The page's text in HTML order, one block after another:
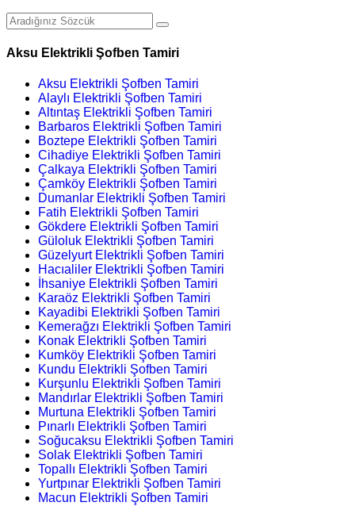
Aksu Elektrikli Şofben Tamiri
Aksu Elektrikli Şofben Tamiri
Alaylı Elektrikli Şofben Tamiri
Altıntaş Elektrikli Şofben Tamiri
Barbaros Elektrikli Şofben Tamiri
Boztepe Elektrikli Şofben Tamiri
Cihadiye Elektrikli Şofben Tamiri
Çalkaya Elektrikli Şofben Tamiri
Çamköy Elektrikli Şofben Tamiri
Dumanlar Elektrikli Şofben Tamiri
Fatih Elektrikli Şofben Tamiri
Gökdere Elektrikli Şofben Tamiri
Güloluk Elektrikli Şofben Tamiri
Güzelyurt Elektrikli Şofben Tamiri
Hacıaliler Elektrikli Şofben Tamiri
İhsaniye Elektrikli Şofben Tamiri
Karaöz Elektrikli Şofben Tamiri
Kayadibi Elektrikli Şofben Tamiri
Kemerağzı Elektrikli Şofben Tamiri
Konak Elektrikli Şofben Tamiri
Kumköy Elektrikli Şofben Tamiri
Kundu Elektrikli Şofben Tamiri
Kurşunlu Elektrikli Şofben Tamiri
Mandırlar Elektrikli Şofben Tamiri
Murtuna Elektrikli Şofben Tamiri
Pınarlı Elektrikli Şofben Tamiri
Soğucaksu Elektrikli Şofben Tamiri
Solak Elektrikli Şofben Tamiri
Topallı Elektrikli Şofben Tamiri
Yurtpınar Elektrikli Şofben Tamiri
Macun Elektrikli Şofben Tamiri